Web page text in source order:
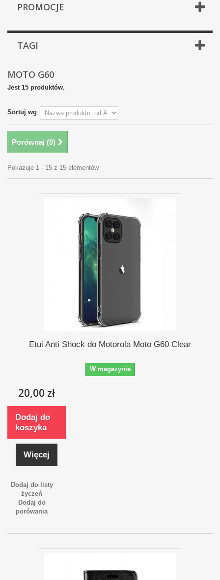
PROMOCJE
TAGI
MOTO G60
Jest 15 produktów.
Sortuj wg
Porównaj (0)
Pokazuje 1 - 15 z 15 elementów
Etui Anti Shock do Motorola Moto G60 Clear
W magazynie
20,00 zł
Dodaj do
koszyka
Więcej
Dodaj do listy
życzeń
Dodaj do
porówania